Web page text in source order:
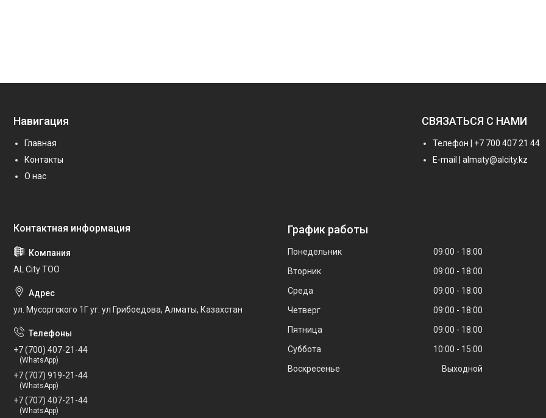
Навигация
Главная
Контакты
О нас
СВЯЗАТЬСЯ С НАМИ
Телефон | +7 700 407 21 44
E-mail | almaty@alcity.kz
AL City ТОО
ул. Мусоргского 1Г уг. ул Грибоедова, Алматы, Казахстан
+7 (700) 407-21-44
(WhatsApp)
+7 (707) 919-21-44
(WhatsApp)
+7 (707) 407-21-44
(WhatsApp)
График работы
Понедельник 09:00
18:00
Вторник
09:00
18:00
Среда
09:00
18:00
Четверг
09:00
18:00
Пятница
09:00
18:00
Суббота
10:00
15:00
Воскресенье
Выходной